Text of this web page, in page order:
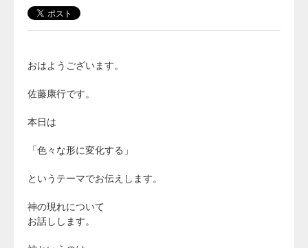
おはようございます。
佐藤康行です。
本日は
「色々な形に変化する」
というテーマでお伝えします。
神の現れについて
お話しします。